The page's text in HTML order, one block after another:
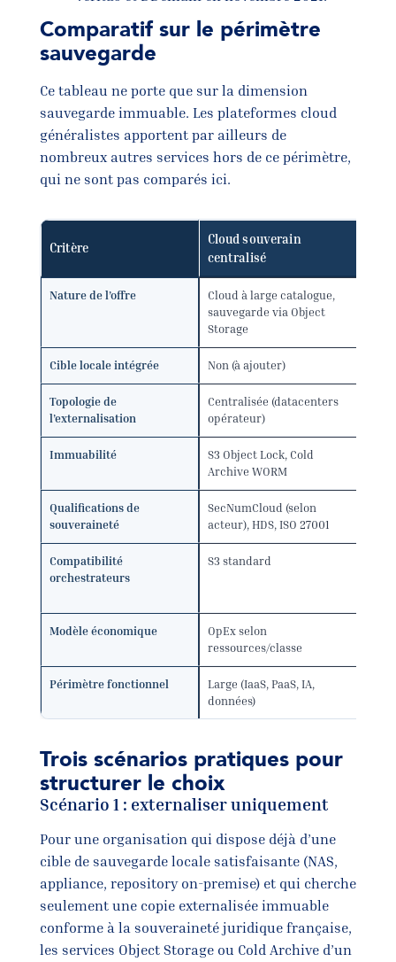
Comparatif sur le périmètre
sauvegarde
Ce tableau ne porte que sur la dimension
sauvegarde immuable. Les plateformes cloud
généralistes apportent par ailleurs de
nombreux autres services hors de ce périmètre,
qui ne sont pas comparés ici.
Critère
Cloud souverain
centralisé
Nature de l’offre
Cloud à large catalogue,
sauvegarde via Object
Storage
Cible locale intégrée Non (à ajouter)
Topologie de
l’externalisation
Centralisée (datacenters
opérateur)
Immuabilité
S3 Object Lock, Cold
Archive WORM
Qualifications de
souveraineté
SecNumCloud (selon
acteur), HDS, ISO 27001
Compatibilité
orchestrateurs
S3 standard
Modèle économique
OpEx selon
ressources/classe
Périmètre fonctionnel
Large (IaaS, PaaS, IA,
données)
Trois scénarios pratiques pour
structurer le choix
Scénario 1 : externaliser uniquement
Pour une organisation qui dispose déjà d’une
cible de sauvegarde locale satisfaisante (NAS,
appliance, repository on-premise) et qui cherche
seulement une copie externalisée immuable
conforme à la souveraineté juridique française,
les services Object Storage ou Cold Archive d’un